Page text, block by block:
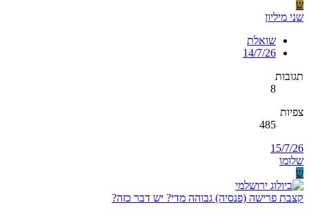
ש
שני מיליון
שואלת
14/7/26
תגובות
8
צפיות
485
15/7/26
שלומו
ש
קצבת פרישה (פנסיה) גבוהה מדי? יש דבר כזה?